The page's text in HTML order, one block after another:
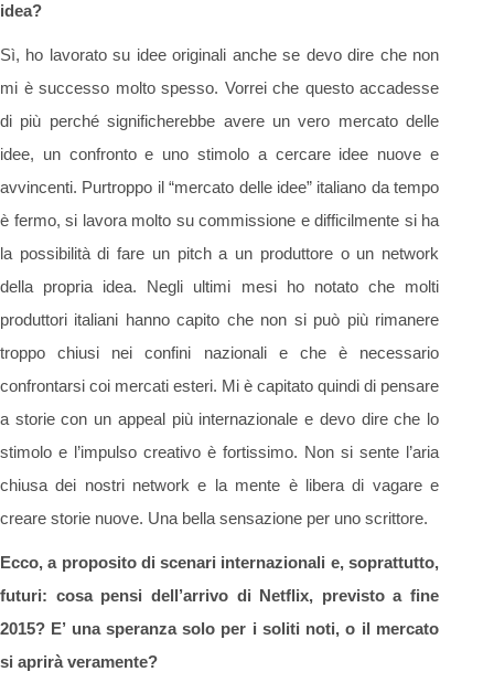
idea?
Sì, ho lavorato su idee originali anche se devo dire che non
mi è successo molto spesso. Vorrei che questo accadesse
di più perché significherebbe avere un vero mercato delle
idee, un confronto e uno stimolo a cercare idee nuove e
avvincenti. Purtroppo il “mercato delle idee” italiano da tempo
è fermo, si lavora molto su commissione e difficilmente si ha
la possibilità di fare un pitch a un produttore o un network
della propria idea. Negli ultimi mesi ho notato che molti
produttori italiani hanno capito che non si può più rimanere
troppo chiusi nei confini nazionali e che è necessario
confrontarsi coi mercati esteri. Mi è capitato quindi di pensare
a storie con un appeal più internazionale e devo dire che lo
stimolo e l’impulso creativo è fortissimo. Non si sente l’aria
chiusa dei nostri network e la mente è libera di vagare e
creare storie nuove. Una bella sensazione per uno scrittore.
Ecco, a proposito di scenari internazionali e, soprattutto,
futuri: cosa pensi dell’arrivo di Netflix, previsto a fine
2015? E’ una speranza solo per i soliti noti, o il mercato
si aprirà veramente?